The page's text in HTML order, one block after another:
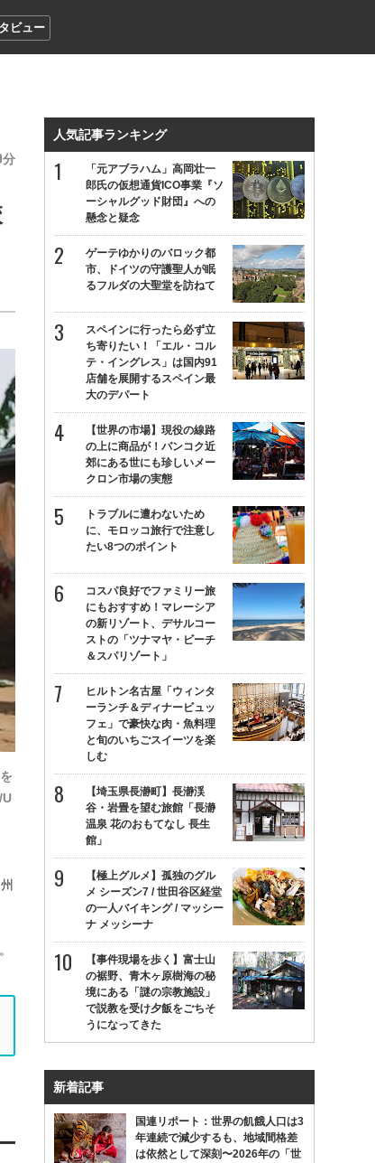
ビュー
U
人気記事ランキング
「元アブラハム」高岡壮一
郎氏の仮想通貨ICO事業『ソ
ーシャルグッド財団』への
懸念と疑念
ゲーテゆかりのバロック都
市、ドイツの守護聖人が眠
るフルダの大聖堂を訪ねて
スペインに行ったら必ず立
ち寄りたい！「エル・コル
テ・イングレス」は国内91
店舗を展開するスペイン最
大のデパート
【世界の市場】現役の線路
の上に商品が！バンコク近
郊にある世にも珍しいメー
クロン市場の実態
トラブルに遭わないため
に、モロッコ旅行で注意し
たい8つのポイント
コスパ良好でファミリー旅
にもおすすめ！マレーシア
の新リゾート、デサルコー
ストの「ツナマヤ・ビーチ
＆スパリゾート」
ヒルトン名古屋「ウィンタ
ーランチ＆ディナービュッ
フェ」で豪快な肉・魚料理
と旬のいちごスイーツを楽
しむ
【埼玉県長瀞町】長瀞渓
谷・岩畳を望む旅館「長瀞
温泉 花のおもてなし 長生
館」
【極上グルメ】孤独のグル
メ シーズン7 / 世田谷区経堂
の一人バイキング / マッシー
ナ メッシーナ
【事件現場を歩く】富士山
の裾野、青木ヶ原樹海の秘
境にある「謎の宗教施設」
で説教を受け夕飯をごちそ
うになってきた
新着記事
国連リポート：世界の飢餓人口は3
年連続で減少するも、地域間格差
は依然として深刻〜2026年の「世